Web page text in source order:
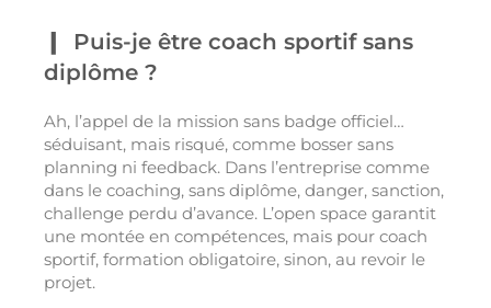
Puis-je être coach sportif sans
diplôme ?
Ah, l’appel de la mission sans badge officiel…
séduisant, mais risqué, comme bosser sans
planning ni feedback. Dans l’entreprise comme
dans le coaching, sans diplôme, danger, sanction,
challenge perdu d’avance. L’open space garantit
une montée en compétences, mais pour coach
sportif, formation obligatoire, sinon, au revoir le
projet.